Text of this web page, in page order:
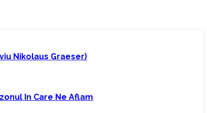
Nikolaus Graeser)
In Care Ne Aflam